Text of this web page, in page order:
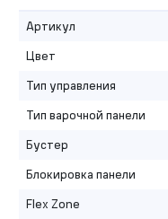
Артикул
Цвет
Тип управления
Тип варочной панели
Бустер
Блокировка панели
Flex Zone